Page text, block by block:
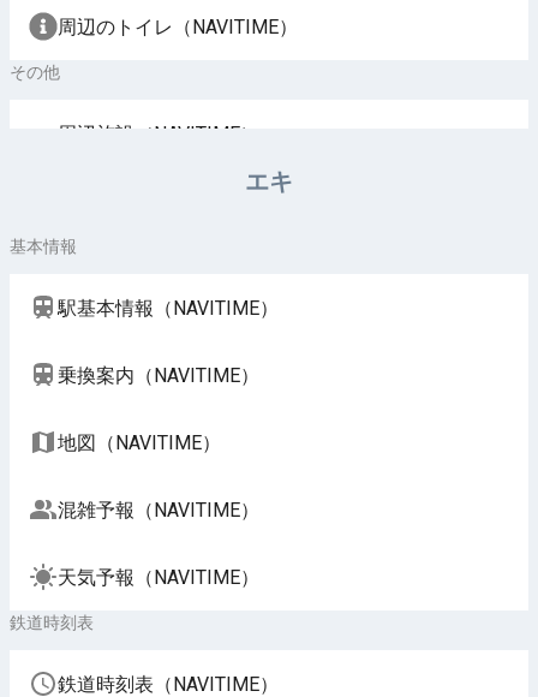
周辺のトイレ（NAVITIME）
その他
周辺施設（NAVITIME）
エキ
基本情報
駅基本情報（NAVITIME）
乗換案内（NAVITIME）
地図（NAVITIME）
混雑予報（NAVITIME）
天気予報（NAVITIME）
鉄道時刻表
鉄道時刻表（NAVITIME）